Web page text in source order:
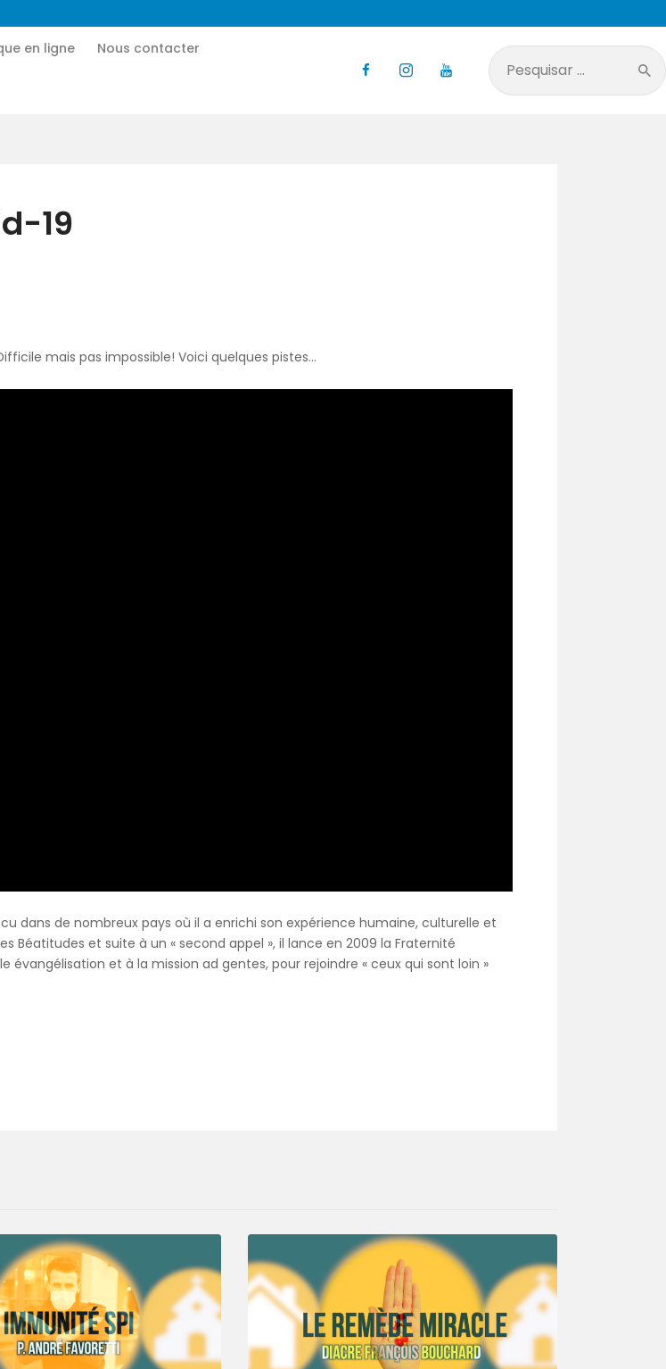
en ligne Nous contacter
Pesquisar
por:
Accueil
contacter
19
mais pas impossible! Voici quelques pistes…
dans de nombreux pays où il a enrichi son expérience humaine, culturelle et
Béatitudes et suite à un « second appel », il lance en 2009 la Fraternité
évangélisation et à la mission ad gentes, pour rejoindre « ceux qui sont loin »